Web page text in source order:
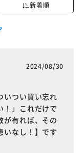
新着順
2024/08/30
いつい買い忘れ
！」これだけで
が有れば、その
いなし！】です